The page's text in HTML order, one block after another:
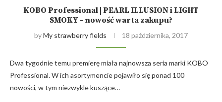
KOBO Professional | PEARL ILLUSION i LIGHT
SMOKY – nowość warta zakupu?
byMy strawberry fields 18 października, 2017
Dwa tygodnie temu premierę miała najnowsza seria marki KOBO
Professional. W ich asortymencie pojawiło się ponad 100
nowości, w tym niezwykle kuszące…